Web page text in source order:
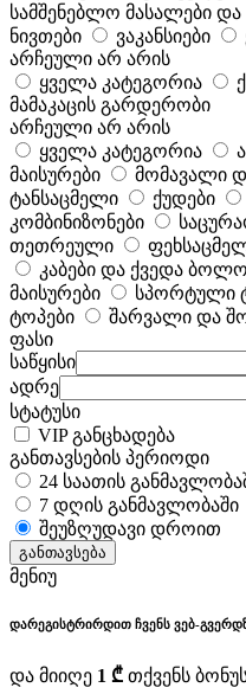
სამშენებლო მასალები
ნივთები
ვაკანსიები
არჩეული არ არის
ყველა კატეგორია
მამაკაცის გარდერობი
არჩეული არ არის
ყველა კატეგორია
მაისურები
მომავალი
ტანსაცმელი
ქუდები
კომბინიზონები
თეთრეული
კაბები და ქვედა
მაისურები
სპორტული
ტოპები
შარვალი და
ფასი
საწყისი
ადრე
სტატუსი
VIP განცხადება
განთავსების პერიოდი
24 საათის
7 დღის განმავლობაში
შეუზღუდავი დროით
განთავსება
მენიუ
დარეგისტრირდით ჩვენს ვებ-
და მიიღე 1 ₾ თქვენს